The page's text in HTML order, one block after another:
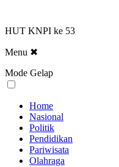
HUT KNPI ke 53
Menu ✖
Mode Gelap
Home
Nasional
Politik
Pendidikan
Pariwisata
Olahraga